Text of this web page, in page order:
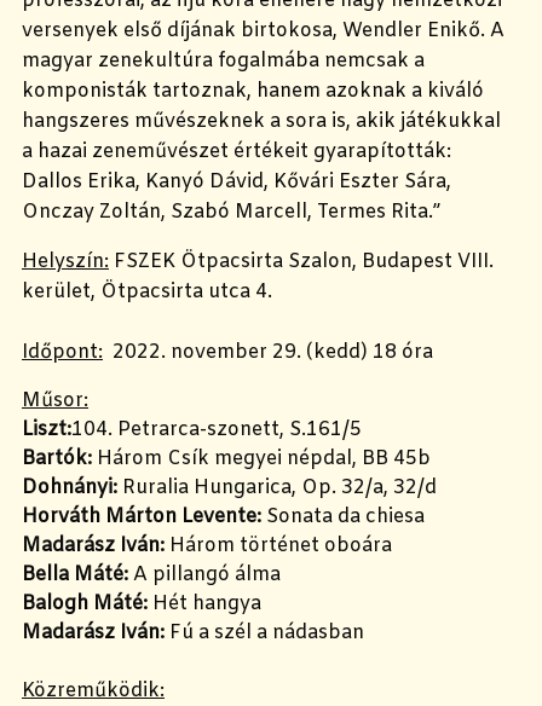
versenyek első díjának birtokosa, Wendler Enikő. A
magyar zenekultúra fogalmába nemcsak a
komponisták tartoznak, hanem azoknak a kiváló
hangszeres művészeknek a sora is, akik játékukkal
a hazai zeneművészet értékeit gyarapították:
Dallos Erika, Kanyó Dávid, Kővári Eszter Sára,
Onczay Zoltán, Szabó Marcell, Termes Rita.”
Helyszín: FSZEK Ötpacsirta Szalon, Budapest VIII.
kerület, Ötpacsirta utca 4.
Időpont: 2022. november 29. (kedd) 18 óra
Műsor:
Liszt:104. Petrarca-szonett, S.161/5
Bartók: Három Csík megyei népdal, BB 45b
Dohnányi: Ruralia Hungarica, Op. 32/a, 32/d
Horváth Márton Levente: Sonata da chiesa
Madarász Iván: Három történet oboára
Bella Máté:A pillangó álma
Balogh Máté: Hét hangya
Madarász Iván: Fú a szél a nádasban
Közreműködik: